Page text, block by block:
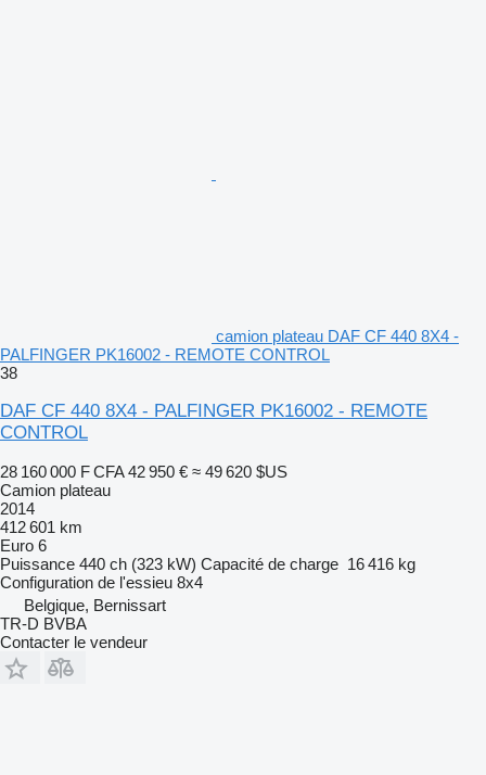
camion plateau DAF CF 440 8X4 -
PALFINGER PK16002 - REMOTE CONTROL
38
DAF CF 440 8X4 - PALFINGER PK16002 - REMOTE
CONTROL
28 160 000 F CFA 42 950 € ≈ 49 620 $US
Camion plateau
2014
412 601 km
Euro 6
Puissance 440 ch (323 kW) Capacité de charge 16 416 kg
Configuration de l'essieu 8x4
Belgique, Bernissart
TR-D BVBA
Contacter le vendeur